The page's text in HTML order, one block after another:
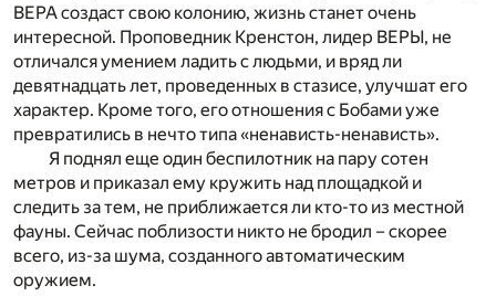
ВЕРА создаст свою колонию, жизнь станет очень
интересной. Проповедник Кренстон, лидер ВЕРЫ, не
отличался умением ладить с людьми, и вряд ли
девятнадцать лет, проведенных в стазисе, улучшат его
характер. Кроме того, его отношения с Бобами уже
превратились в нечто типа «ненависть-ненависть».
Я поднял еще один беспилотник на пару сотен
метров и приказал ему кружить над площадкой и
следить за тем, не приближается ли кто-то из местной
фауны. Сейчас поблизости никто не бродил – скорее
всего, из-за шума, созданного автоматическим
оружием.